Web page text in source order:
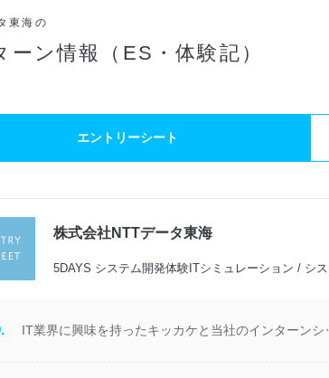
東海の
ーン情報（ES・体験記）
エントリーシート
株式会社NTTデータ東海
5DAYS システム開発体験ITシミュレーション / シ
IT業界に興味を持ったキッカケと当社のインターンシ